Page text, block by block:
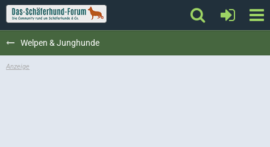
Welpen & Junghunde